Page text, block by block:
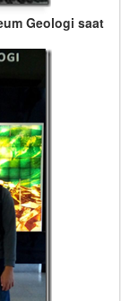
Geologi saat